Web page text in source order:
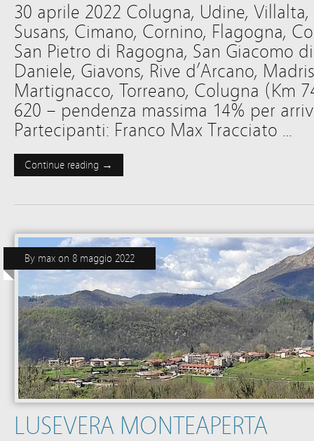
30 aprile 2022 Colugna, Udine,
Susans, Cimano, Cornino, Flagogna,
San Pietro di Ragogna, San Giacomo
Daniele, Giavons, Rive d’Arcano,
Martignacco, Torreano, Colugna (Km
620 – pendenza massima 14% per
Partecipanti: Franco Max Tracciato …
Continue reading →
LUSEVERA MONTEAPERTA
By max on 8 maggio 2022